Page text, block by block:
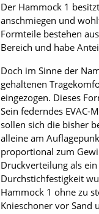
Der Hammock 1
anschmiegen und
Formteile bestehen
Bereich und habe
Doch im Sinne der
gehaltenen
eingezogen. Dieses
Sein federndes
sollen sich die bisher
alleine am
proportional zum
Druckverteilung als
Durchstichfestigkeit
Hammock 1 ohne zu
Knieschoner vor Sand